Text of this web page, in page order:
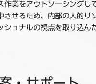
業をアウトソーシングし
せるため、内部の人的リ
ョナルの視点を取り込ん